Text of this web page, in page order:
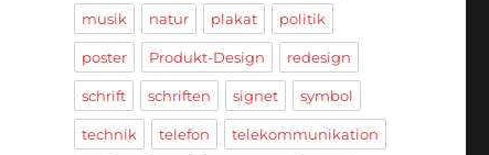
musik natur plakat politik
poster Produkt-Design redesign
schrift schriften signet symbol
technik telefon telekommunikation